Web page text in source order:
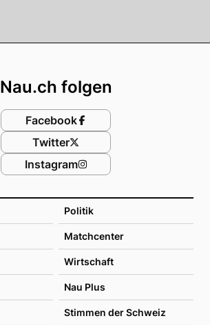
Politik
Matchcenter
Wirtschaft
Nau Plus
Stimmen der Schweiz
Nau.ch folgen
Facebook
Twitter
Instagram